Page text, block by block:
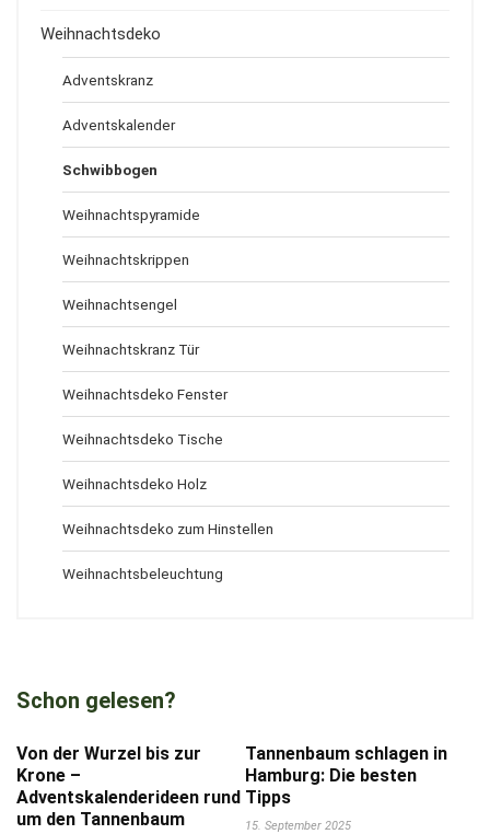
Weihnachtsdeko
Adventskranz
Adventskalender
Schwibbogen
Weihnachtspyramide
Weihnachtskrippen
Weihnachtsengel
Weihnachtskranz Tür
Weihnachtsdeko Fenster
Weihnachtsdeko Tische
Weihnachtsdeko Holz
Weihnachtsdeko zum Hinstellen
Weihnachtsbeleuchtung
Schon gelesen?
Von der Wurzel bis zur
Krone –
Adventskalenderideen rund
um den Tannenbaum
Tannenbaum schlagen in
Hamburg: Die besten
Tipps
15. September 2025